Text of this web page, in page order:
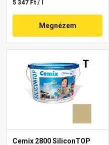
5 347 Ft / l
Megnézem
Cemix 2800 SiliconTOP